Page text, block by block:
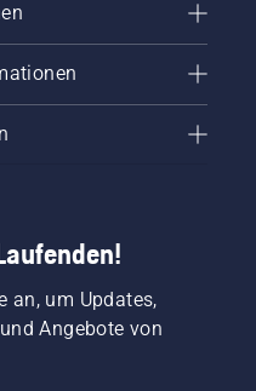
an, um Updates,
Angebote von